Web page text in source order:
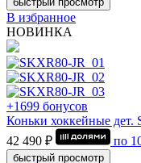
В избранное
НОВИНКА
+1699 бонусов
Коньки хоккейные
42 490 ₽
по
быстрый просмотр